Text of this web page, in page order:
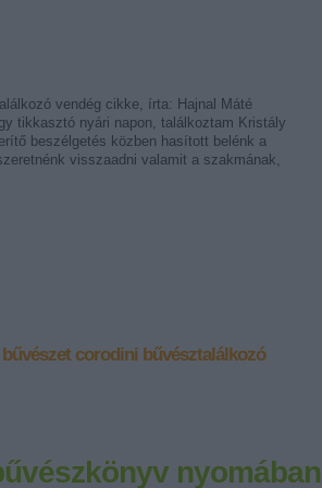
vendég cikke, írta: Hajnal Máté
tikkasztó nyári napon, találkoztam Kristály
beszélgetés közben hasított belénk a
visszaadni valamit a szakmának,
bűvészet corodini bűvésztalálkozó
nyomában